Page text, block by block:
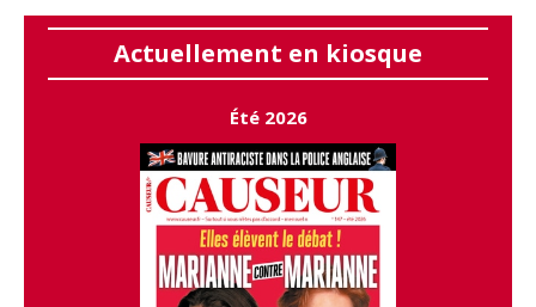
Actuellement en kiosque
Été 2026